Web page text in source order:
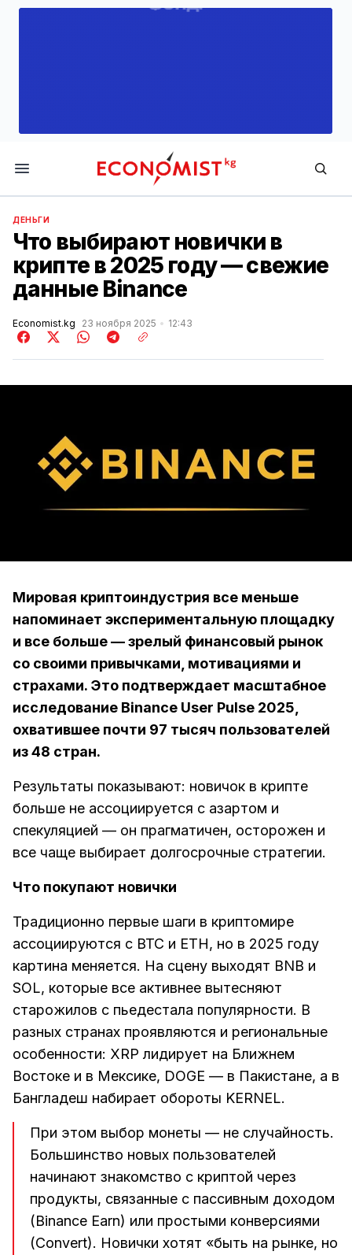
Economist.kg
ДЕНЬГИ
Что выбирают новички в
крипте в 2025 году — свежие
данные Binance
Economist.kg 23 ноября 2025 12:43
Мировая криптоиндустрия все меньше
напоминает экспериментальную площадку
и все больше — зрелый финансовый рынок
со своими привычками, мотивациями и
страхами. Это подтверждает масштабное
исследование Binance User Pulse 2025,
охватившее почти 97 тысяч пользователей
из 48 стран.
Результаты показывают: новичок в крипте
больше не ассоциируется с азартом и
спекуляцией — он прагматичен, осторожен и
все чаще выбирает долгосрочные стратегии.
Что покупают новички
Традиционно первые шаги в криптомире
ассоциируются с BTC и ETH, но в 2025 году
картина меняется. На сцену выходят BNB и
SOL, которые все активнее вытесняют
старожилов с пьедестала популярности. В
разных странах проявляются и региональные
особенности: XRP лидирует на Ближнем
Востоке и в Мексике, DOGE — в Пакистане, а в
Бангладеш набирает обороты KERNEL.
При этом выбор монеты — не случайность.
Большинство новых пользователей
начинают знакомство с криптой через
продукты, связанные с пассивным доходом
(Binance Earn) или простыми конверсиями
(Convert). Новички хотят «быть на рынке, но